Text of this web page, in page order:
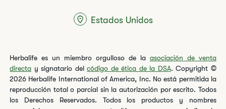
Herbalife es un miembro orgulloso de la asociación de venta
directa y signatario delcódigo de ética de la DSA. Copyright ©
2026 Herbalife International of America, Inc. No está permitida la
reproducción total o parcial sin la autorización por escrito. Todos
los Derechos Reservados. Todos los productos y nombres
Estados Unidos